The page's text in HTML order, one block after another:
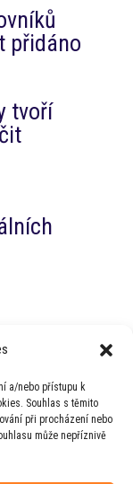
a/nebo přístupu k
Souhlas s těmito
při procházení nebo
může nepříznivě
přidáno
tvoří